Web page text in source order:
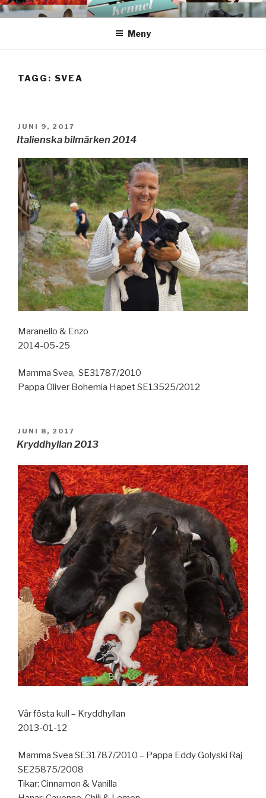
Hoppa
till
FREDRIKSBERGS KENNEL
Meny
TAGG: SVEA
PUBLICERAT
JUNI 9, 2017
Italienska bilmärken 2014
Maranello & Enzo
2014-05-25
Mamma Svea, SE31787/2010
Pappa Oliver Bohemia Hapet SE13525/2012
PUBLICERAT
JUNI 8, 2017
Kryddhyllan 2013
Vår fösta kull – Kryddhyllan
2013-01-12
Mamma Svea SE31787/2010 – Pappa Eddy Golyski Raj
SE25875/2008
Tikar: Cinnamon & Vanilla